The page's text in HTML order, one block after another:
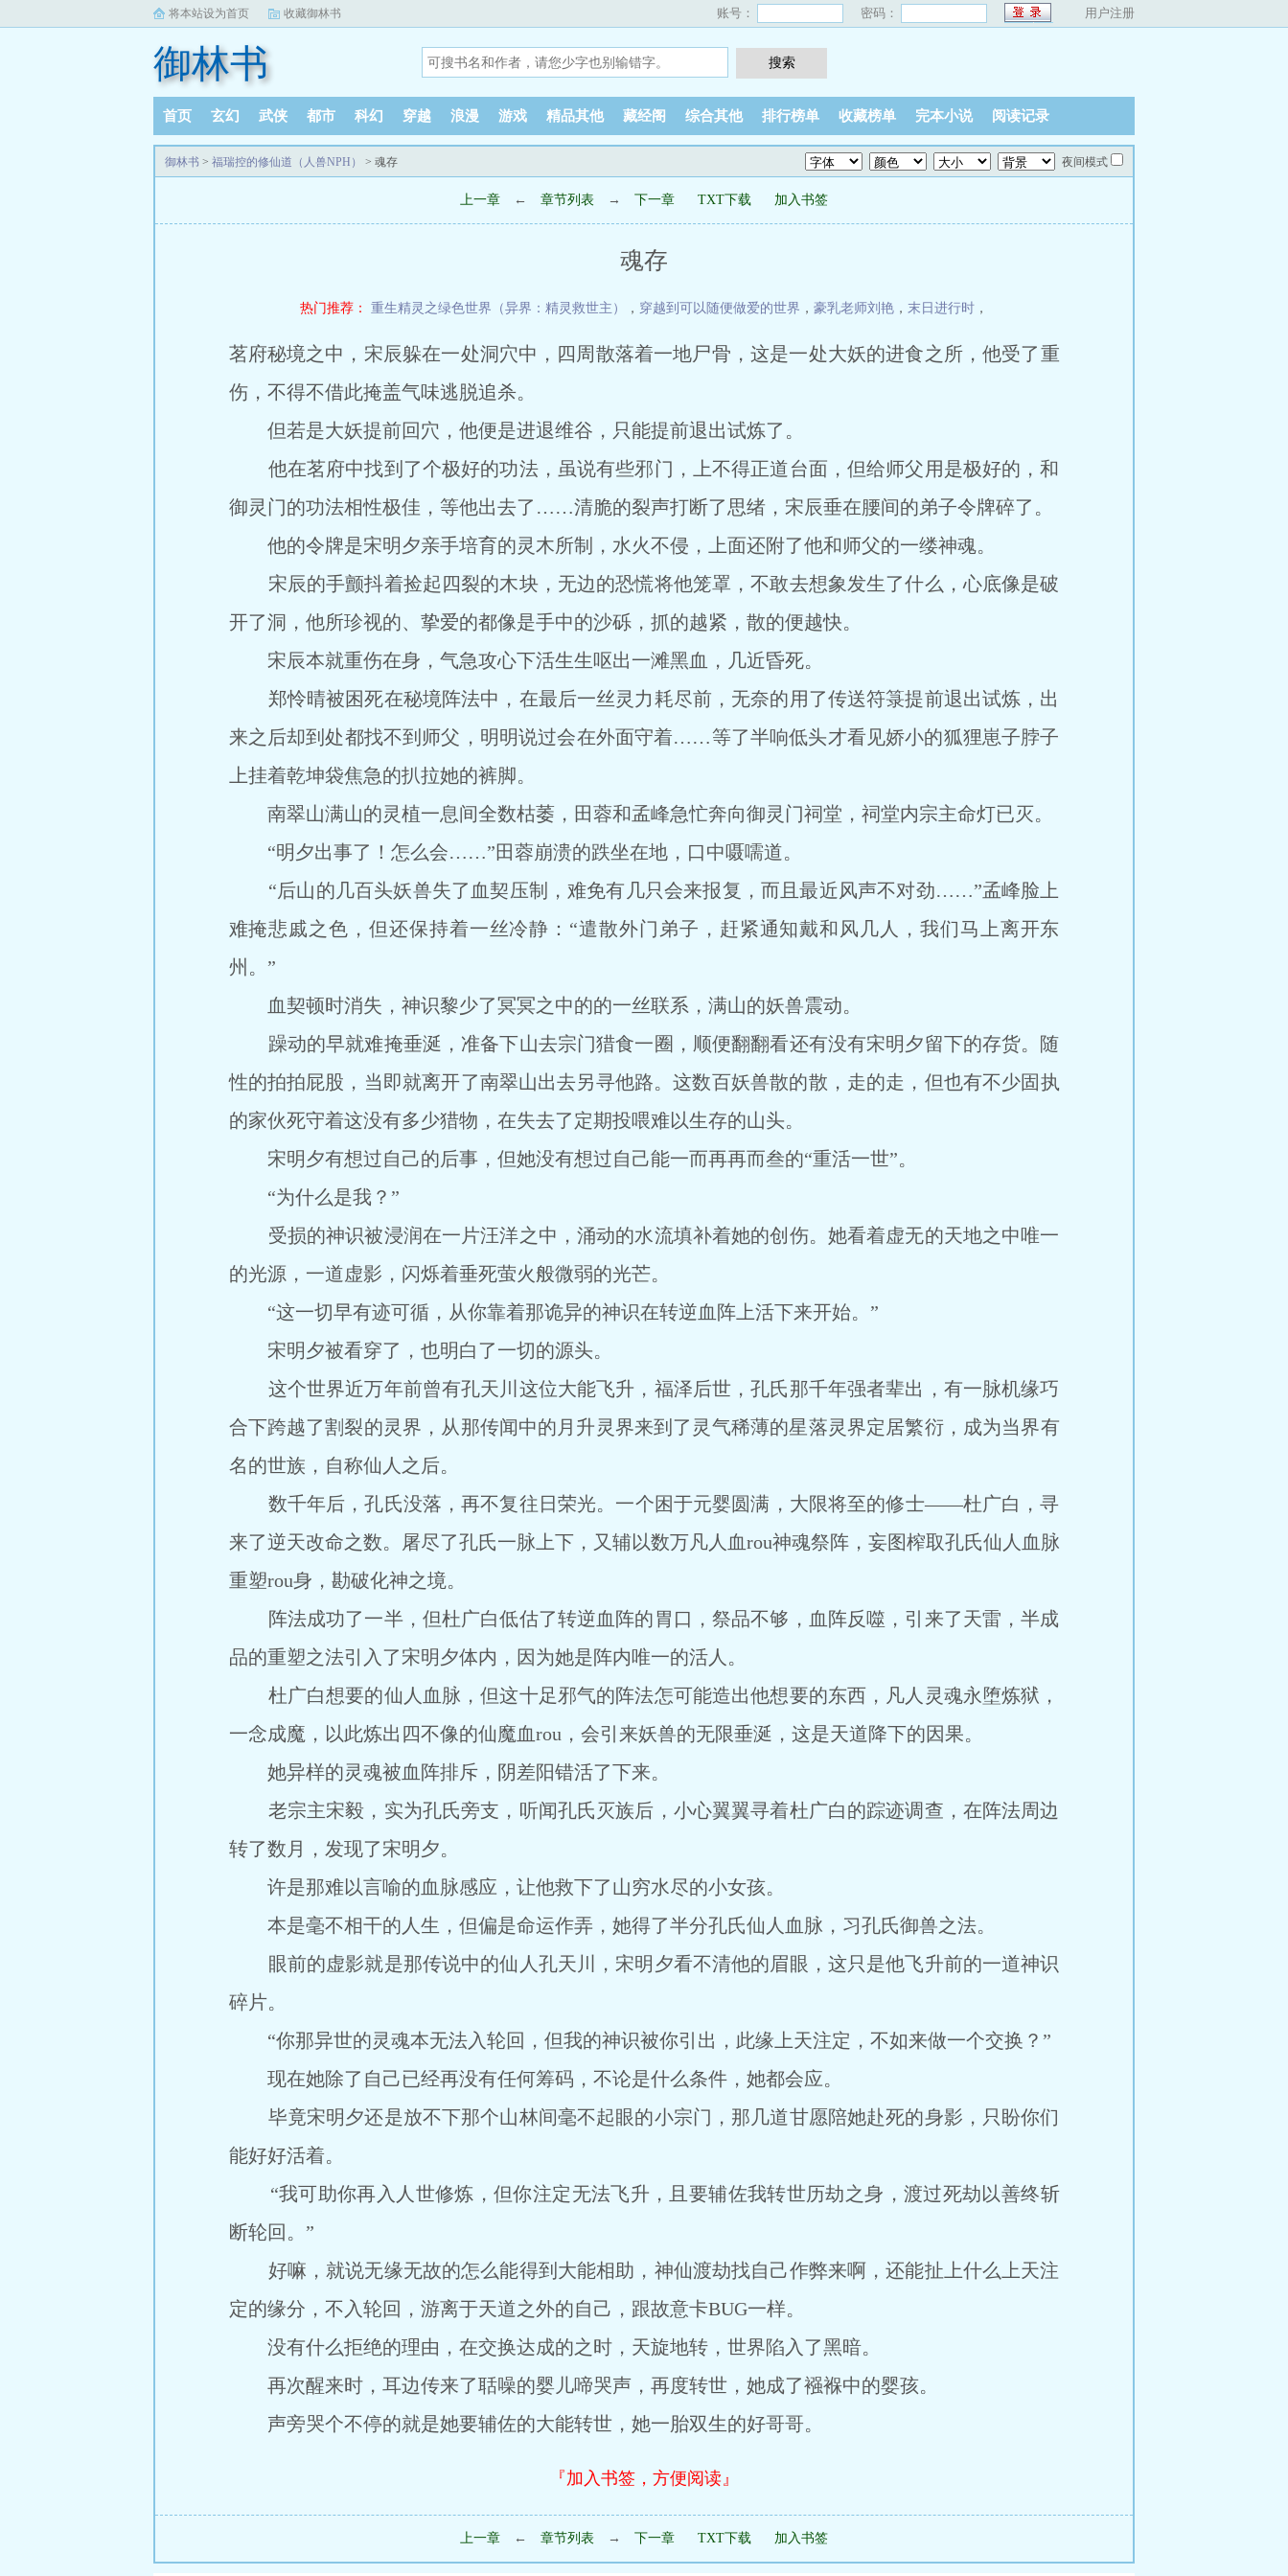
将本站设为首页 收藏御林书 账号： 密码： 用户注册
御林书
首页 玄幻 武侠 都市 科幻 穿越 浪漫 游戏 精品其他 藏经阁 综合其他 排行榜单 收藏榜单 完本小说 阅读记录
御林书 > 福瑞控的修仙道（人兽NPH） > 魂存 夜间模式
上一章 ← 章节列表 → 下一章 TXT下载 加入书签
魂存
热门推荐： 重生精灵之绿色世界（异界：精灵救世主） ， 穿越到可以随便做爱的世界 ， 豪乳老师刘艳 ， 末日进行时 ，
茗府秘境之中，宋辰躲在一处洞穴中，四周散落着一地尸骨，这是一处大妖的进食之所，他受了重
伤，不得不借此掩盖气味逃脱追杀。
但若是大妖提前回穴，他便是进退维谷，只能提前退出试炼了。
他在茗府中找到了个极好的功法，虽说有些邪门，上不得正道台面，但给师父用是极好的，和
御灵门的功法相性极佳，等他出去了……清脆的裂声打断了思绪，宋辰垂在腰间的弟子令牌碎了。
他的令牌是宋明夕亲手培育的灵木所制，水火不侵，上面还附了他和师父的一缕神魂。
宋辰的手颤抖着捡起四裂的木块，无边的恐慌将他笼罩，不敢去想象发生了什么，心底像是破
开了洞，他所珍视的、挚爱的都像是手中的沙砾，抓的越紧，散的便越快。
宋辰本就重伤在身，气急攻心下活生生呕出一滩黑血，几近昏死。
郑怜晴被困死在秘境阵法中，在最后一丝灵力耗尽前，无奈的用了传送符箓提前退出试炼，出
来之后却到处都找不到师父，明明说过会在外面守着……等了半响低头才看见娇小的狐狸崽子脖子
上挂着乾坤袋焦急的扒拉她的裤脚。
南翠山满山的灵植一息间全数枯萎，田蓉和孟峰急忙奔向御灵门祠堂，祠堂内宗主命灯已灭。
“明夕出事了！怎么会……”田蓉崩溃的跌坐在地，口中嗫嚅道。
“后山的几百头妖兽失了血契压制，难免有几只会来报复，而且最近风声不对劲……”孟峰脸上
难掩悲戚之色，但还保持着一丝冷静：“遣散外门弟子，赶紧通知戴和风几人，我们马上离开东
州。”
血契顿时消失，神识黎少了冥冥之中的的一丝联系，满山的妖兽震动。
躁动的早就难掩垂涎，准备下山去宗门猎食一圈，顺便翻翻看还有没有宋明夕留下的存货。随
性的拍拍屁股，当即就离开了南翠山出去另寻他路。这数百妖兽散的散，走的走，但也有不少固执
的家伙死守着这没有多少猎物，在失去了定期投喂难以生存的山头。
宋明夕有想过自己的后事，但她没有想过自己能一而再再而叁的“重活一世”。
“为什么是我？”
受损的神识被浸润在一片汪洋之中，涌动的水流填补着她的创伤。她看着虚无的天地之中唯一
的光源，一道虚影，闪烁着垂死萤火般微弱的光芒。
“这一切早有迹可循，从你靠着那诡异的神识在转逆血阵上活下来开始。”
宋明夕被看穿了，也明白了一切的源头。
这个世界近万年前曾有孔天川这位大能飞升，福泽后世，孔氏那千年强者辈出，有一脉机缘巧
合下跨越了割裂的灵界，从那传闻中的月升灵界来到了灵气稀薄的星落灵界定居繁衍，成为当界有
名的世族，自称仙人之后。
数千年后，孔氏没落，再不复往日荣光。一个困于元婴圆满，大限将至的修士——杜广白，寻
来了逆天改命之数。屠尽了孔氏一脉上下，又辅以数万凡人血rou神魂祭阵，妄图榨取孔氏仙人血脉
重塑rou身，勘破化神之境。
阵法成功了一半，但杜广白低估了转逆血阵的胃口，祭品不够，血阵反噬，引来了天雷，半成
品的重塑之法引入了宋明夕体内，因为她是阵内唯一的活人。
杜广白想要的仙人血脉，但这十足邪气的阵法怎可能造出他想要的东西，凡人灵魂永堕炼狱，
一念成魔，以此炼出四不像的仙魔血rou，会引来妖兽的无限垂涎，这是天道降下的因果。
她异样的灵魂被血阵排斥，阴差阳错活了下来。
老宗主宋毅，实为孔氏旁支，听闻孔氏灭族后，小心翼翼寻着杜广白的踪迹调查，在阵法周边
转了数月，发现了宋明夕。
许是那难以言喻的血脉感应，让他救下了山穷水尽的小女孩。
本是毫不相干的人生，但偏是命运作弄，她得了半分孔氏仙人血脉，习孔氏御兽之法。
眼前的虚影就是那传说中的仙人孔天川，宋明夕看不清他的眉眼，这只是他飞升前的一道神识
碎片。
“你那异世的灵魂本无法入轮回，但我的神识被你引出，此缘上天注定，不如来做一个交换？”
现在她除了自己已经再没有任何筹码，不论是什么条件，她都会应。
毕竟宋明夕还是放不下那个山林间毫不起眼的小宗门，那几道甘愿陪她赴死的身影，只盼你们
能好好活着。
“我可助你再入人世修炼，但你注定无法飞升，且要辅佐我转世历劫之身，渡过死劫以善终斩
断轮回。”
好嘛，就说无缘无故的怎么能得到大能相助，神仙渡劫找自己作弊来啊，还能扯上什么上天注
定的缘分，不入轮回，游离于天道之外的自己，跟故意卡BUG一样。
没有什么拒绝的理由，在交换达成的之时，天旋地转，世界陷入了黑暗。
再次醒来时，耳边传来了聒噪的婴儿啼哭声，再度转世，她成了襁褓中的婴孩。
声旁哭个不停的就是她要辅佐的大能转世，她一胎双生的好哥哥。
『加入书签，方便阅读』
上一章 ← 章节列表 → 下一章 TXT下载 加入书签